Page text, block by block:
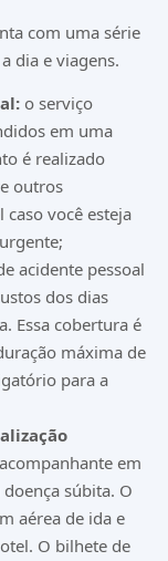
com uma série
dia e viagens.
o serviço
em uma
é realizado
outros
você esteja
acidente pessoal
dos dias
Essa cobertura é
máxima de
para a
em
súbita. O
aérea de ida e
O bilhete de